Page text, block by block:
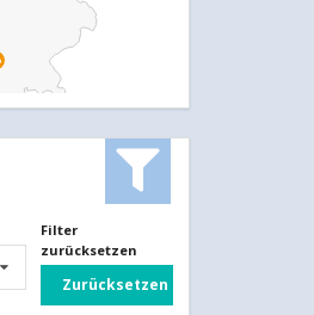
Filter
zurücksetzen
Zurücksetzen